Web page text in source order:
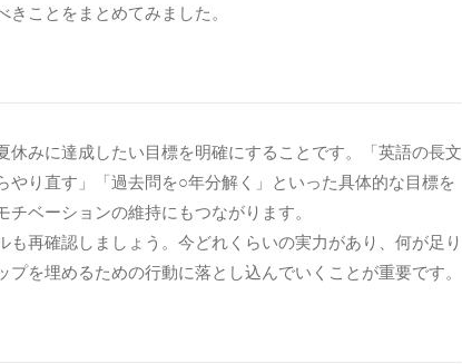
ことをまとめてみました。
休みに達成したい目標を明確にすることです。「英語の長文
り直す」「過去問を○年分解く」といった具体的な目標を
ベーションの維持にもつながります。
も再確認しましょう。今どれくらいの実力があり、何が足り
を埋めるための行動に落とし込んでいくことが重要です。